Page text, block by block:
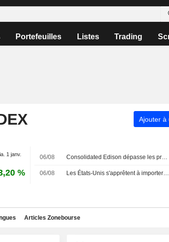
Portefeuilles Listes Trading
Ajouter à
1 janv.
%
06/08 Consolidated Edison dépasse les prévisions de bénéfice grâce à une forte demande d'électricité
06/08 Les États-Unis s'apprêtent à importer leur plus gros volume de brut du Moyen-Orient depuis le début de la guerre avec l'Iran
Articles Zonebourse